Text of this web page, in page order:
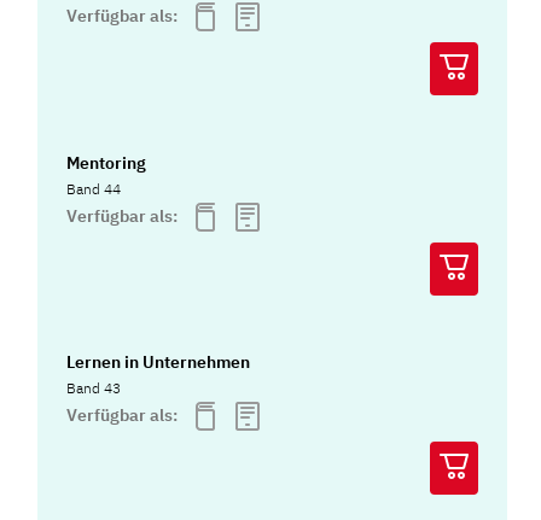
Verfügbar als:
Mentoring
Band 44
Verfügbar als:
Lernen in Unternehmen
Band 43
Verfügbar als: